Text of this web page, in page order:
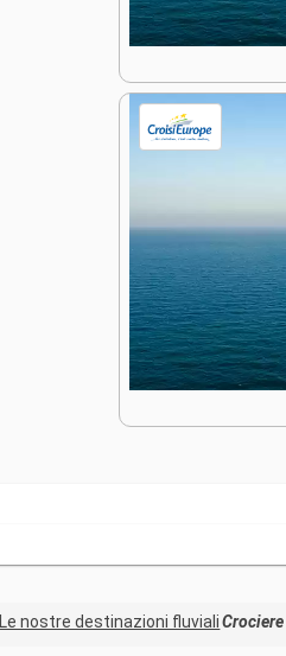
Le nostre destinazioni fluviali